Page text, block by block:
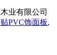
业有限公司
PVC饰面板,